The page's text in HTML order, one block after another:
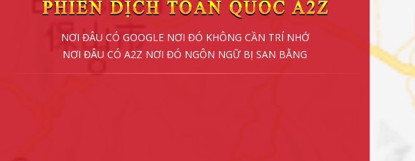
NƠI ĐÂU CÓ GOOGLE NƠI ĐÓ KHÔNG CẦN TRÍ NHỚ
NƠI ĐÂU CÓ A2Z NƠI ĐÓ NGÔN NGỮ BỊ SAN BẰNG